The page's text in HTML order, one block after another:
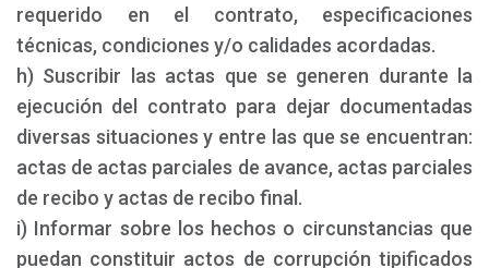
requerido en el contrato, especificaciones
técnicas, condiciones y/o calidades acordadas.
h) Suscribir las actas que se generen durante la
ejecución del contrato para dejar documentadas
diversas situaciones y entre las que se encuentran:
actas de actas parciales de avance, actas parciales
de recibo y actas de recibo final.
i) Informar sobre los hechos o circunstancias que
puedan constituir actos de corrupción tipificados